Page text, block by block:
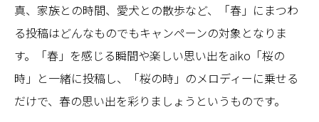
真、家族との時間、愛犬との散歩など、「春」にまつわ
る投稿はどんなものでもキャンペーンの対象となりま
す。「春」を感じる瞬間や楽しい思い出をaiko「桜の
時」と一緒に投稿し、「桜の時」のメロディーに乗せる
だけで、春の思い出を彩りましょうというものです。